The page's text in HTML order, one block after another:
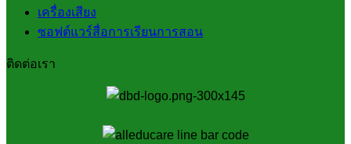
เครื่องเสียง
ซอฟต์แวร์สื่อการเรียนการสอน
ติดต่อเรา